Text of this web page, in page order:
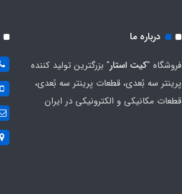
درباره ما
فروشگاه "کیت استار" بزرگترین تولید کننده
پرینتر سه بُعدی، قطعات پرینتر سه بُعدی،
قطعات مکانیکی و الکترونیکی در ایران